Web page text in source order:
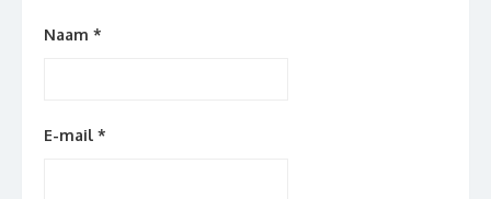
Naam *
E-mail *